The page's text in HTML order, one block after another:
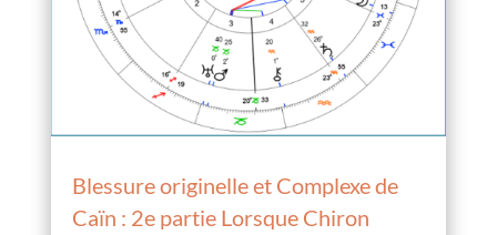
Blessure originelle et Complexe de
Caïn : 2e partie Lorsque Chiron